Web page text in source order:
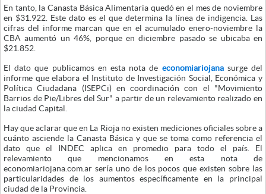
En tanto, la Canasta Básica Alimentaria quedó en el mes de noviembre
en $31.922. Este dato es el que determina la línea de indigencia. Las
cifras del informe marcan que en el acumulado enero-noviembre la
CBA aumentó un 46%, porque en diciembre pasado se ubicaba en
$21.852.
El dato que publicamos en esta nota de economiariojanasurge del
informe que elabora el Instituto de Investigación Social, Económica y
Política Ciudadana (ISEPCi) en coordinación con el "Movimiento
Barrios de Pie/Libres del Sur" a partir de un relevamiento realizado en
la ciudad Capital.
Hay que aclarar que en La Rioja no existen mediciones oficiales sobre a
cuánto asciende la Canasta Básica y que se toma como referencia el
dato que el INDEC aplica en promedio para todo el país. El
relevamiento que mencionamos en esta nota de
economiariojana.com.ar sería uno de los pocos que existen sobre las
particularidades de los aumentos específicamente en la principal
ciudad de la Provincia.